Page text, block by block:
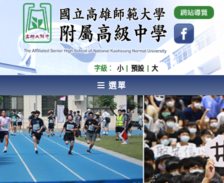
內
容
國立高雄師範大學附屬高級中學 Affiliated Senior
High School of National Kaohsiung Normal
University
字級： 小 預設 大
選單
AFFILIATED SENIOR HIGH SCHOOL OF NATIONAL
KAOHSIUNG NORMAL UNIVERSITY